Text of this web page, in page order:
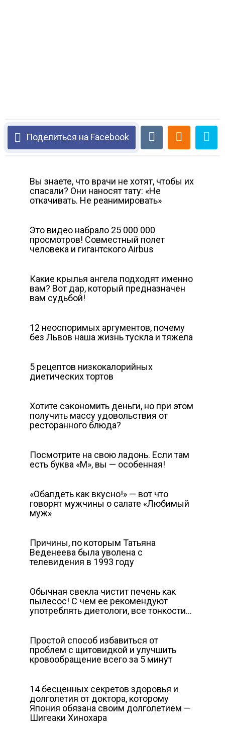
Поделиться на Facebook
Вы знаете, что врачи не хотят, чтобы их
спасали? Они наносят тату: «Не
откачивать. Не реанимировать»
Это видео набрало 25 000 000
просмотров! Совместный полет
человека и гигантского Airbus
Какие крылья ангела подходят именно
вам? Вот дар, который предназначен
вам судьбой!
12 неоспоримых аргументов, почему
без Львов наша жизнь тускла и тяжела
5 рецептов низкокалорийных
диетических тортов
Хотите сэкономить деньги, но при этом
получить массу удовольствия от
ресторанного блюда?
Посмотрите на свою ладонь. Если там
есть буква «М», вы — особенная!
«Обалдеть как вкусно!» — вот что
говорят мужчины о салате «Любимый
муж»
Причины, по которым Татьяна
Веденеева была уволена с
телевидения в 1993 году
Обычная свекла чистит печень как
пылесос! С чем ее рекомендуют
употреблять диетологи, все тонкости…
Простой способ избавиться от
проблем с щитовидкой и улучшить
кровообращение всего за 5 минут
14 бесценных секретов здоровья и
долголетия от доктора, которому
Япония обязана своим долголетием —
Шигеаки Хинохара